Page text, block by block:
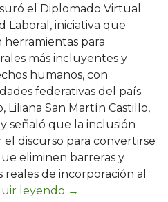
el Diplomado Virtual
Laboral, iniciativa que
herramientas para
más incluyentes y
humanos, con
federativas del país.
Liliana San Martín Castillo,
señaló que la inclusión
discurso para convertirse
eliminen barreras y
de incorporación al